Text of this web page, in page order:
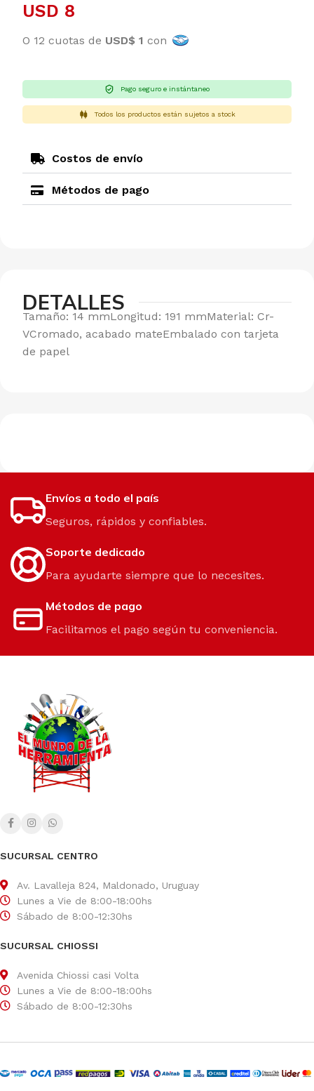
USD 8
O 12 cuotas de USD$ 1 con
Pago seguro e instántaneo
Todos los productos están sujetos a stock
Costos de envío
Métodos de pago
DETALLES
Tamaño: 14 mmLongitud: 191 mmMaterial: Cr-
VCromado, acabado mateEmbalado con tarjeta
de papel
Envíos a todo el país
Seguros, rápidos y confiables.
Soporte dedicado
Para ayudarte siempre que lo necesites.
Métodos de pago
Facilitamos el pago según tu conveniencia.
SUCURSAL CENTRO
Av. Lavalleja 824, Maldonado, Uruguay
Lunes a Vie de 8:00-18:00hs
Sábado de 8:00-12:30hs
SUCURSAL CHIOSSI
Avenida Chiossi casi Volta
Lunes a Vie de 8:00-18:00hs
Sábado de 8:00-12:30hs